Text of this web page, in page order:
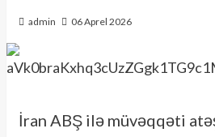
admin 06 Aprel 2026
İran ABŞ ilə müvəqqəti